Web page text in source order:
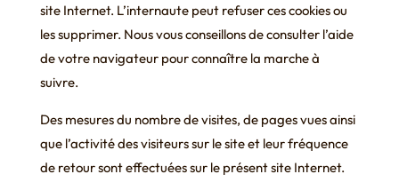
site Internet. L’internaute peut refuser ces cookies ou
les supprimer. Nous vous conseillons de consulter l’aide
de votre navigateur pour connaître la marche à
suivre.
Des mesures du nombre de visites, de pages vues ainsi
que l’activité des visiteurs sur le site et leur fréquence
de retour sont effectuées sur le présent site Internet.